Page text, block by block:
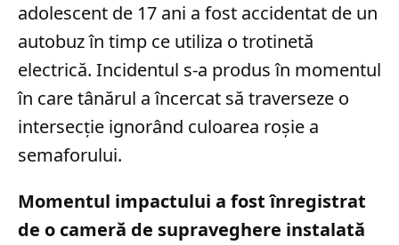
adolescent de 17 ani a fost accidentat de un
autobuz în timp ce utiliza o trotinetă
electrică. Incidentul s-a produs în momentul
în care tânărul a încercat să traverseze o
intersecție ignorând culoarea roșie a
semaforului.
Momentul impactului a fost înregistrat
de o cameră de supraveghere instalată